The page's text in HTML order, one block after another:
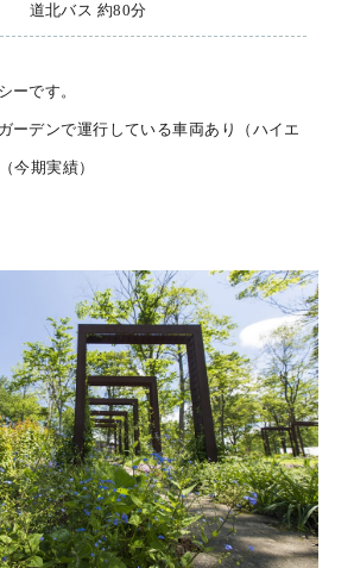
道北バス 約80分
ーです。
ーデンで運行している車両あり（ハイエ
今期実績）